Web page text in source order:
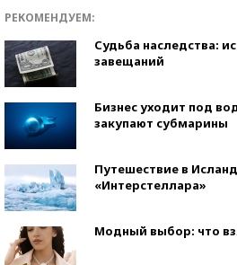
РЕКОМЕНДУЕМ:
Судьба наследства:
завещаний
Бизнес уходит под
закупают субмарины
Путешествие в
«Интерстеллара»
Модный выбор: что